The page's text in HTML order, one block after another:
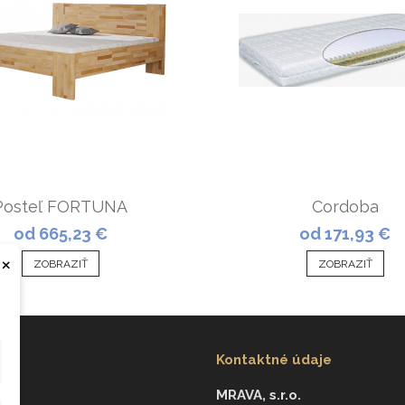
FORTUNA
od 665,23 €
ZOBRAZIŤ
Cordoba
od 171,93 €
ZOBRAZIŤ
Kontaktné údaje
MRAVA, s.r.o.
×